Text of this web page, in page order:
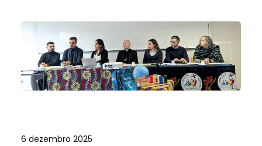
6 dezembro 2025